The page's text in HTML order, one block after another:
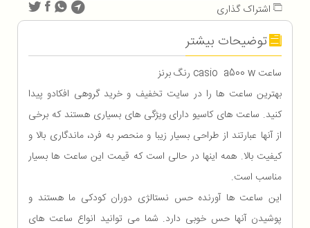
اشتراک گذاری
توضیحات بیشتر
ساعت casio a500 w رنگ برنز
بهترین ساعت ها را در سایت تخفیف و خرید گروهی افکادو پیدا
کنید. ساعت های کاسیو دارای ویژگی های بسیاری هستند که برخی
از آنها عبارتند از طراحی بسیار زیبا و منحصر به فرد، ماندگاری بالا و
کیفیت بالا. همه اینها در حالی است که قیمت این ساعت ها بسیار
مناسب است.
این ساعت ها آورنده حس نستالژی دوران کودکی ما هستند و
پوشیدن آنها حس خوبی دارد. شما می توانید انواع ساعت های